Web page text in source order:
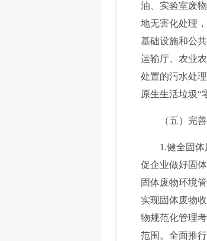
油、实验室废
地无害化处理
基础设施和公
运输厅、农业
处置的污水处
原生生活垃圾“
（五）完善
1.健全固体废
促企业做好固
固体废物环境
实现固体废物
物规范化管理
范围。全面推